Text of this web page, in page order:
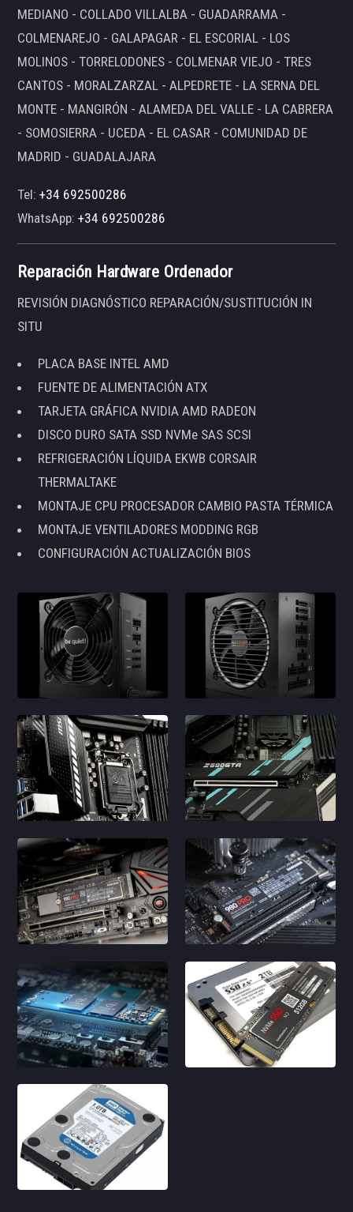
MEDIANO - COLLADO VILLALBA - GUADARRAMA -
COLMENAREJO - GALAPAGAR - EL ESCORIAL - LOS
MOLINOS - TORRELODONES - COLMENAR VIEJO - TRES
CANTOS - MORALZARZAL - ALPEDRETE - LA SERNA DEL
MONTE - MANGIRÓN - ALAMEDA DEL VALLE - LA CABRERA
- SOMOSIERRA - UCEDA - EL CASAR - COMUNIDAD DE
MADRID - GUADALAJARA
Tel:+34 692500286
WhatsApp:+34 692500286
Reparación Hardware Ordenador
REVISIÓN DIAGNÓSTICO REPARACIÓN/SUSTITUCIÓN IN
SITU
PLACA BASE INTEL AMD
FUENTE DE ALIMENTACIÓN ATX
TARJETA GRÁFICA NVIDIA AMD RADEON
DISCO DURO SATA SSD NVMe SAS SCSI
REFRIGERACIÓN LÍQUIDA EKWB CORSAIR
THERMALTAKE
MONTAJE CPU PROCESADOR CAMBIO PASTA TÉRMICA
MONTAJE VENTILADORES MODDING RGB
CONFIGURACIÓN ACTUALIZACIÓN BIOS